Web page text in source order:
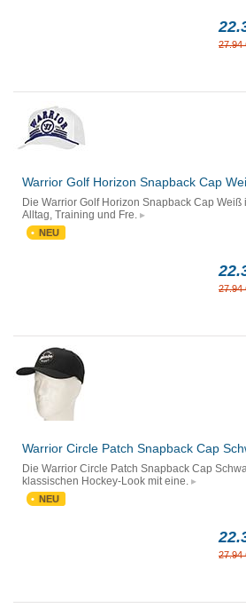
27.94
Warrior Golf Horizon Snapback Cap
Die Warrior Golf Horizon Snapback Cap
Alltag, Training und Fre.
NEU
27.94
Warrior Circle Patch Snapback Cap
Die Warrior Circle Patch Snapback Cap
klassischen Hockey-Look mit eine.
NEU
27.94